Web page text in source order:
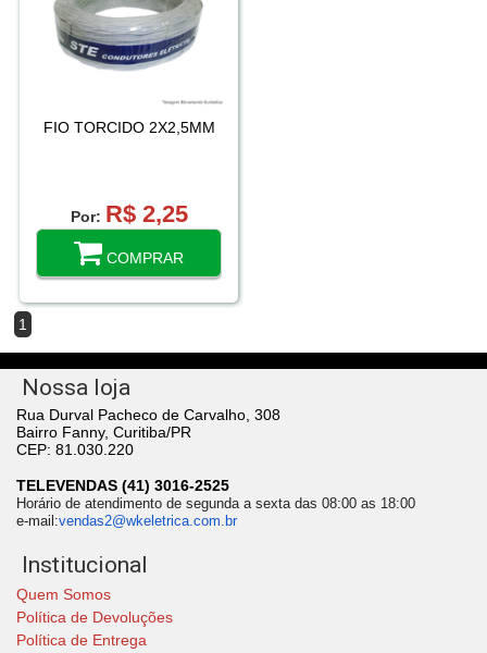
FIO TORCIDO 2X2,5MM
Por: R$ 2,25
COMPRAR
1
Nossa loja
Rua Durval Pacheco de Carvalho, 308
Bairro Fanny, Curitiba/PR
CEP: 81.030.220
TELEVENDAS (41) 3016-2525
Horário de atendimento de segunda a sexta das 08:00 as 18:00
e-mail:vendas2@wkeletrica.com.br
Institucional
Quem Somos
Política de Devoluções
Política de Entrega